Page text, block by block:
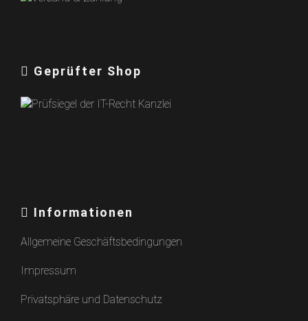
Geprüfter Shop
Informationen
Allgemeine Geschäftsbedingungen
Impressum
Privatsphäre und Datenschutz